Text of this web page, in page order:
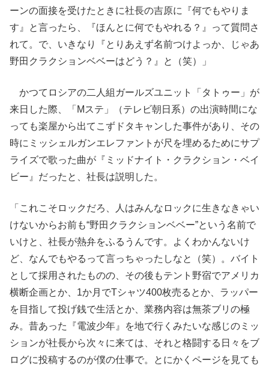
ーンの面接を受けたときに社長の吉原に『何でもやりま
す』と言ったら、『ほんとに何でもやれる？』って質問さ
れて。で、いきなり『とりあえず名前つけよっか、じゃあ
野田クラクションベベーはどう？』と（笑）」
かつてロシアの二人組ガールズユニット「タトゥー」が
来日した際、「Mステ」（テレビ朝日系）の出演時間にな
っても楽屋から出てこずドタキャンした事件があり、その
時にミッシェルガンエレファントが尺を埋めるためにサプ
ライズで歌った曲が『ミッドナイト・クラクション・ベイ
ビー』だったと、社長は説明した。
「これこそロックだろ、人はみんなロックに生きなきゃい
けないからお前も“野田クラクションベベー”という名前で
いけと、社長が熱弁をふるうんです。よくわかんないけ
ど、なんでもやるって言っちゃったしなと（笑）。バイト
として採用されたものの、その後もテント野宿でアメリカ
横断企画とか、1か月でTシャツ400枚売るとか、ラッパー
を目指して投げ銭で生活とか、業務内容は無茶ブリの極
み。昔あった『電波少年』を地で行くみたいな感じのミッ
ションが社長から次々に来ては、それと格闘する日々をブ
ログに投稿するのが僕の仕事で。とにかくページを見ても